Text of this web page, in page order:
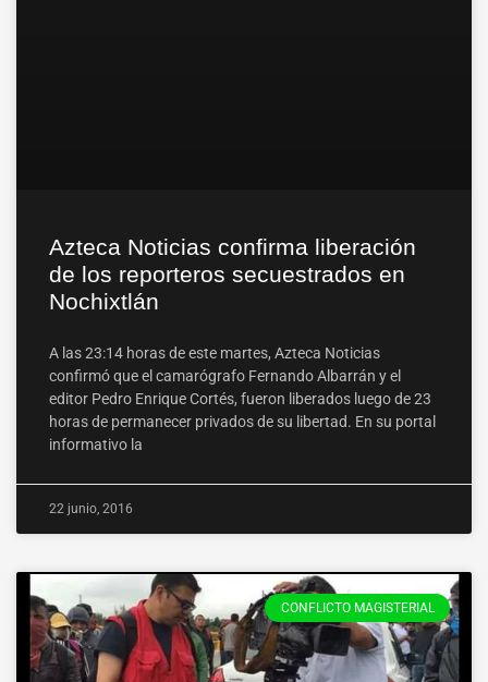
Azteca Noticias confirma liberación
de los reporteros secuestrados en
Nochixtlán
A las 23:14 horas de este martes, Azteca Noticias
confirmó que el camarógrafo Fernando Albarrán y el
editor Pedro Enrique Cortés, fueron liberados luego de 23
horas de permanecer privados de su libertad. En su portal
informativo la
22 junio, 2016
CONFLICTO MAGISTERIAL